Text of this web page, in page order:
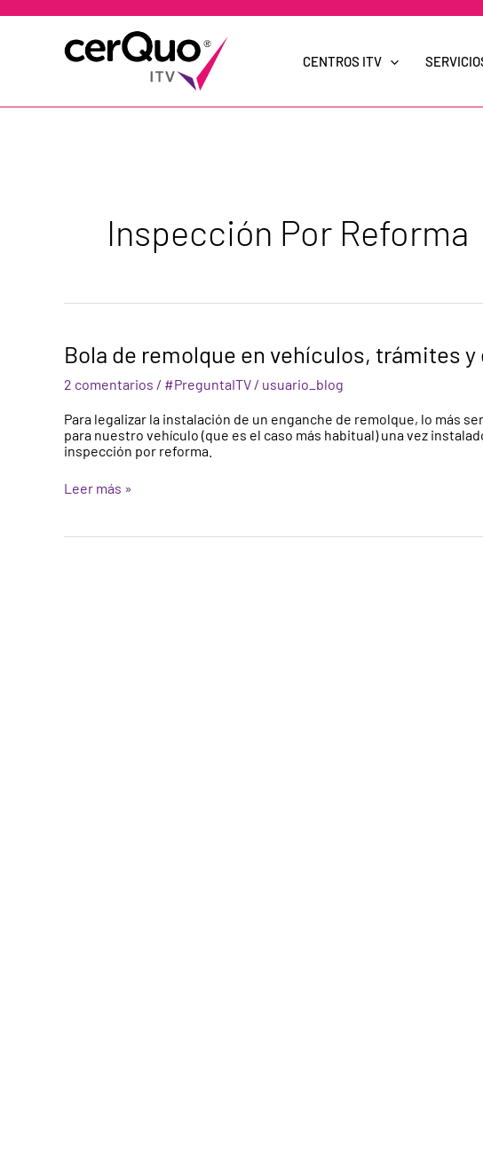
CENTROS ITV
Inspección Por Reforma
Bola de remolque en vehículos, trámites
2 comentarios / #PreguntaITV / usuario_blog
Para legalizar la instalación de un enganche de remolque, lo más
para nuestro vehículo (que es el caso más habitual) una vez
inspección por reforma.
Bola
de
remolque
en
trámites
y
documentación
la
Leer más »